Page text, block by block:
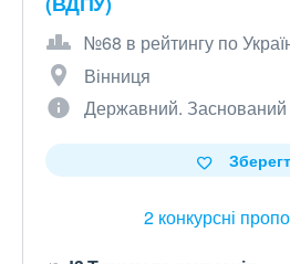
№68 в рейтингу по
Вінниця
Державний. Заснований
2 конкурсні